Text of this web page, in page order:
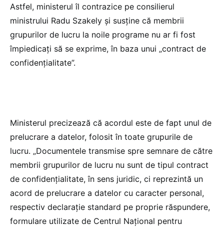
Astfel, ministerul îl contrazice pe consilierul
ministrului Radu Szakely și susține că membrii
grupurilor de lucru la noile programe nu ar fi fost
împiedicați să se exprime, în baza unui „contract de
confidențialitate”.
Ministerul precizează că acordul este de fapt unul de
prelucrare a datelor, folosit în toate grupurile de
lucru. „Documentele transmise spre semnare de către
membrii grupurilor de lucru nu sunt de tipul contract
de confidențialitate, în sens juridic, ci reprezintă un
acord de prelucrare a datelor cu caracter personal,
respectiv declarație standard pe proprie răspundere,
formulare utilizate de Centrul Național pentru